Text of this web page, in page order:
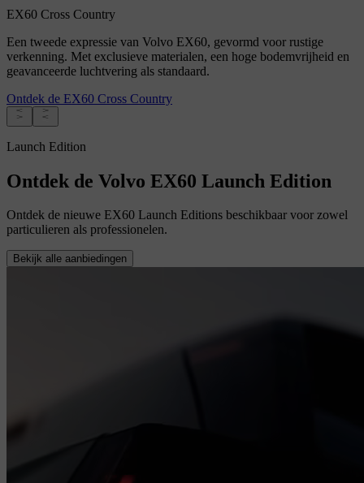
EX60 Cross Country
Een tweede expressie van Volvo EX60, gevormd voor rustige
verkenning. Met exclusieve materialen, een hoge bodemvrijheid en
geavanceerde luchtvering als standaard.
Ontdek de EX60 Cross Country
Launch Edition
Ontdek de Volvo EX60 Launch Edition
Ontdek de nieuwe EX60 Launch Editions beschikbaar voor zowel
particulieren als professionelen.
Bekijk alle aanbiedingen